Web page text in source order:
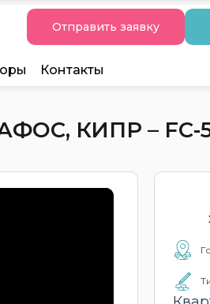
Отправить заявку
Контакты
КИПР – FC-